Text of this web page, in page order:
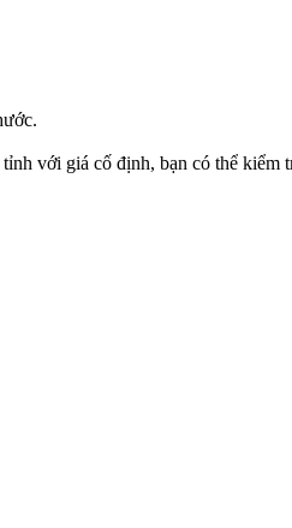
với giá cố định, bạn có thể kiểm